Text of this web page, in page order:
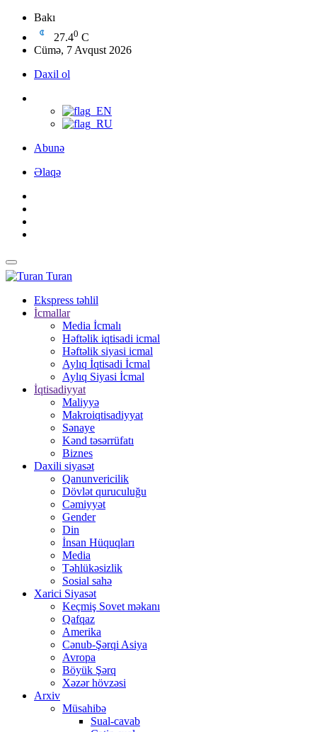
Bakı
27.40 C
Cümə, 7 Avqust 2026
Daxil ol
Abunə
Əlaqə
Turan
Ekspress təhlil
İcmallar
Media İcmalı
Həftəlik iqtisadi icmal
Həftəlik siyasi icmal
Aylıq İqtisadi İcmal
Aylıq Siyasi İcmal
İqtisadiyyat
Maliyyə
Makroiqtisadiyyat
Sənaye
Kənd təsərrüfatı
Biznes
Daxili siyasət
Qanunvericilik
Dövlət quruculuğu
Cəmiyyət
Gender
Din
İnsan Hüquqları
Media
Təhlükəsizlik
Sosial sahə
Xarici Siyasət
Keçmiş Sovet məkanı
Qafqaz
Amerika
Cənub-Şərqi Asiya
Avropa
Böyük Şərq
Xəzər hövzəsi
Arxiv
Müsahibə
Sual-cavab